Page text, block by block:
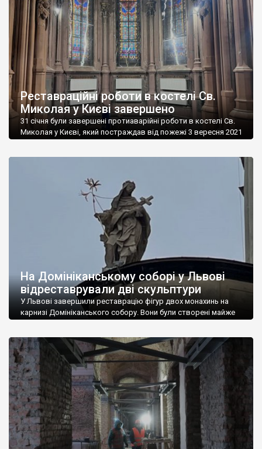
підземних ходів та сховищ Галицького замку. Їх провели
дослідники з Івано-Франківського національного технічного
університету нафти і […]
Реставраційні роботи в костелі Св.
Миколая у Києві завершено
31 січня були завершені протиаварійні роботи в костелі Св.
Миколая у Києві, який постраждав від пожежі 3 вересня 2021
виконання аварійно-відновлювальних робіт в костелі Масі
На Домініканському соборі у Львові
відреставрували дві скульптури
У Львові завершили реставрацію фігур двох монахинь на
карнизі Домініканського собору. Вони були створені майже
Онищенко. Реставраційні роботи тривали понад 3 місяці. Їх
завершили наприкінці 2021 року. “Завершилась реставрація
фігур двох домініканських монашок святої Катерини
Сієнської і святої Розалії з […]